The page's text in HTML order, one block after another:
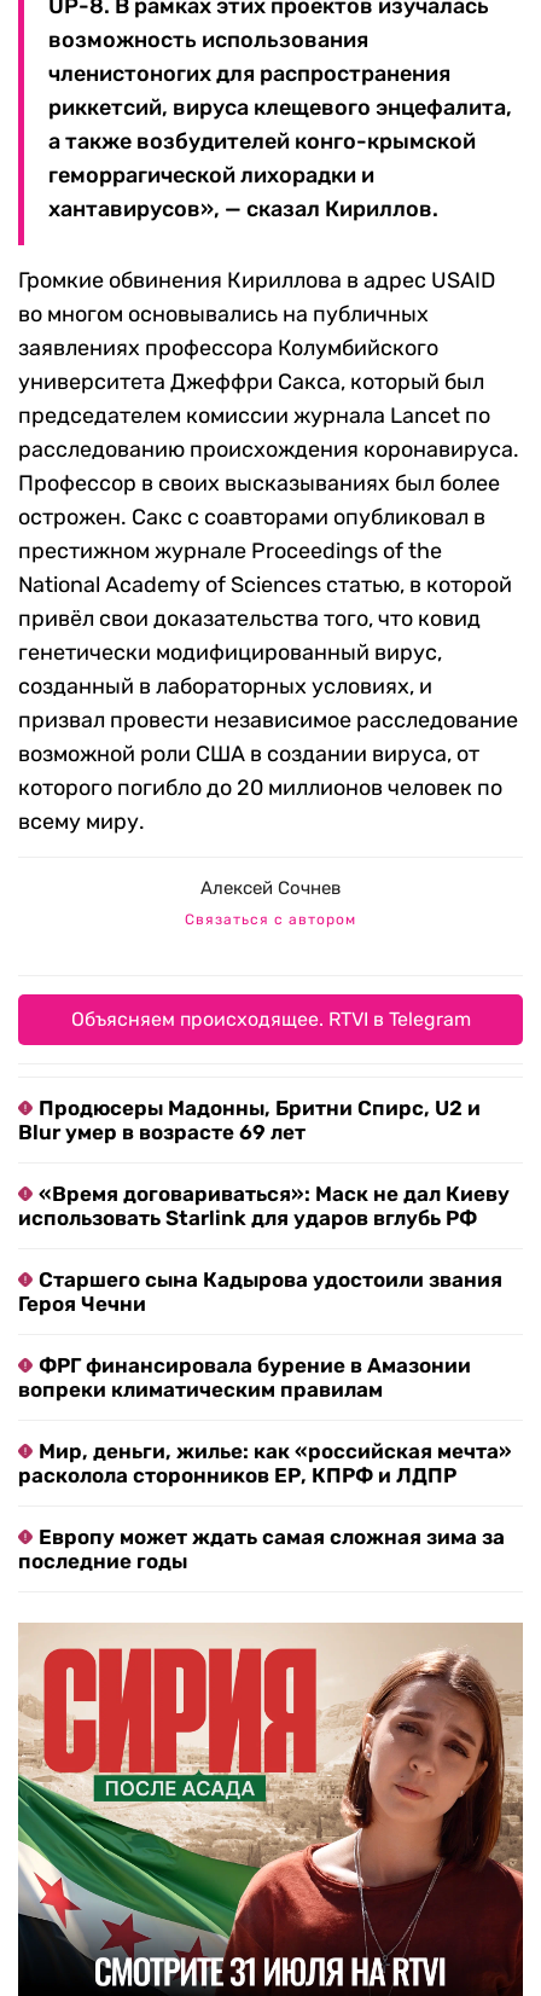
UP-8. В рамках этих проектов изучалась
возможность использования
членистоногих для распространения
риккетсий, вируса клещевого энцефалита,
а также возбудителей конго-крымской
геморрагической лихорадки и
хантавирусов», — сказал Кириллов.
Громкие обвинения Кириллова в адрес USAID
во многом основывались на публичных
заявлениях профессора Колумбийского
университета Джеффри Сакса, который был
председателем комиссии журнала Lancet по
расследованию происхождения коронавируса.
Профессор в своих высказываниях был более
острожен. Сакс с соавторами опубликовал в
престижном журнале Proceedings of the
National Academy of Sciences статью, в которой
привёл свои доказательства того, что ковид
генетически модифицированный вирус,
созданный в лабораторных условиях, и
призвал провести независимое расследование
возможной роли США в создании вируса, от
которого погибло до 20 миллионов человек по
всему миру.
Алексей Сочнев
Связаться с автором
Объясняем происходящее. RTVI в Telegram
Продюсеры Мадонны, Бритни Спирс, U2 и
Blur умер в возрасте 69 лет
«Время договариваться»: Маск не дал Киеву
использовать Starlink для ударов вглубь РФ
Старшего сына Кадырова удостоили звания
Героя Чечни
ФРГ финансировала бурение в Амазонии
вопреки климатическим правилам
Мир, деньги, жилье: как «российская мечта»
расколола сторонников ЕР, КПРФ и ЛДПР
Европу может ждать самая сложная зима за
последние годы